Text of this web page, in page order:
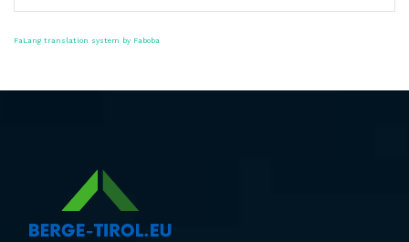
FaLang translation system by Faboba